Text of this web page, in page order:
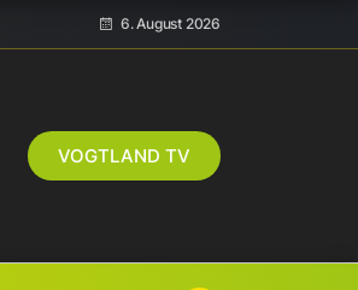
6. August 2026
VOGTLAND TV